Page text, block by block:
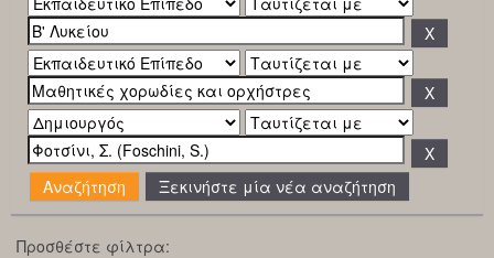
Ξεκινήστε μία νέα αναζήτηση
Προσθέστε φίλτρα: